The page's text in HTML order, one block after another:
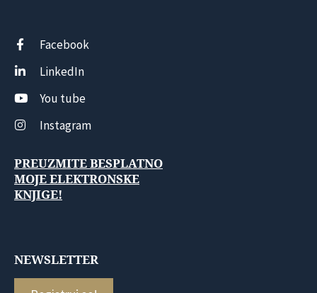
Facebook
LinkedIn
You tube
Instagram
PREUZMITE BESPLATNO
MOJE ELEKTRONSKE
KNJIGE!
NEWSLETTER